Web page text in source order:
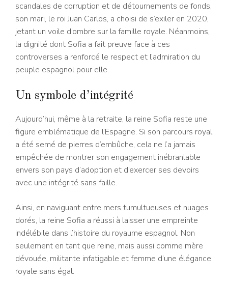
scandales de corruption et de détournements de fonds,
son mari, le roi Juan Carlos, a choisi de s’exiler en 2020,
jetant un voile d’ombre sur la famille royale. Néanmoins,
la dignité dont Sofia a fait preuve face à ces
controverses a renforcé le respect et l’admiration du
peuple espagnol pour elle.
Un symbole d’intégrité
Aujourd’hui, même à la retraite, la reine Sofia reste une
figure emblématique de l’Espagne. Si son parcours royal
a été semé de pierres d’embûche, cela ne l’a jamais
empêchée de montrer son engagement inébranlable
envers son pays d’adoption et d’exercer ses devoirs
avec une intégrité sans faille.
Ainsi, en naviguant entre mers tumultueuses et nuages
dorés, la reine Sofia a réussi à laisser une empreinte
indélébile dans l’histoire du royaume espagnol. Non
seulement en tant que reine, mais aussi comme mère
dévouée, militante infatigable et femme d’une élégance
royale sans égal.